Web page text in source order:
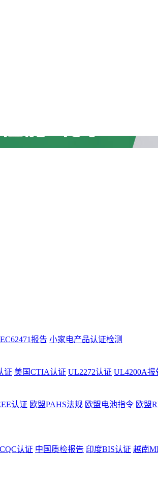
报告 小家电产品认证检测
证 美国CTIA认证 UL2272认证 UL4200A报
认证 欧盟PAHS法规 欧盟电池指令 欧盟
认证 中国质检报告 印度BIS认证 越南